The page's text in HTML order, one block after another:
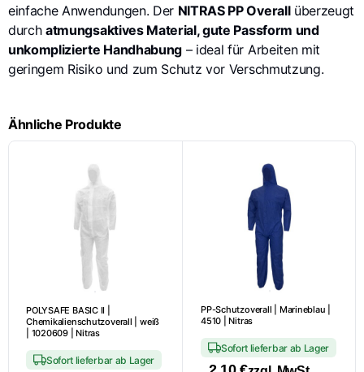
einfache Anwendungen. Der NITRAS PP Overallüberzeugt
durchatmungsaktives Material, gute Passform und
unkomplizierte Handhabung – ideal für Arbeiten mit
geringem Risiko und zum Schutz vor Verschmutzung.
Ähnliche Produkte
POLYSAFE BASIC II |
Chemikalienschutzoverall | weiß
| 1020609 | Nitras
Sofort lieferbar ab Lager
PP-Schutzoverall | Marineblau |
4510 | Nitras
Sofort lieferbar ab Lager